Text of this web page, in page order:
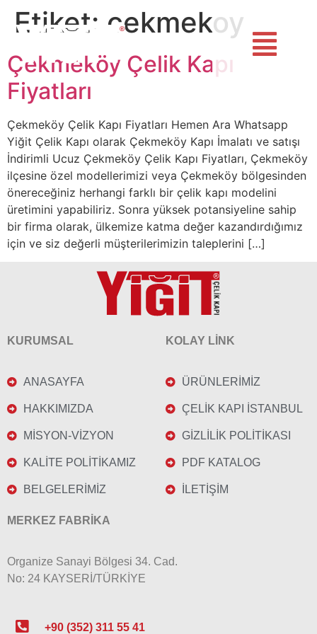
Etiket: cekmekoy
Çekmeköy Çelik Kapı
Fiyatları
Çekmeköy Çelik Kapı Fiyatları Hemen Ara Whatsapp
Yiğit Çelik Kapı olarak Çekmeköy Kapı İmalatı ve satışı
İndirimli Ucuz Çekmeköy Çelik Kapı Fiyatları, Çekmeköy
ilçesine özel modellerimizi veya Çekmeköy bölgesinden
önereceğiniz herhangi farklı bir çelik kapı modelini
üretimini yapabiliriz. Sonra yüksek potansiyeline sahip
bir firma olarak, ülkemize katma değer kazandırdığımız
için ve siz değerli müşterilerimizin taleplerini […]
KURUMSAL
ANASAYFA
HAKKIMIZDA
MİSYON-VİZYON
KALİTE POLİTİKAMIZ
BELGELERİMİZ
KOLAY LİNK
ÜRÜNLERİMİZ
ÇELİK KAPI İSTANBUL
GİZLİLİK POLİTİKASI
PDF KATALOG
İLETİŞİM
MERKEZ FABRİKA
Organize Sanayi Bölgesi 34. Cad.
No: 24 KAYSERİ/TÜRKİYE
+90 (352) 311 55 41